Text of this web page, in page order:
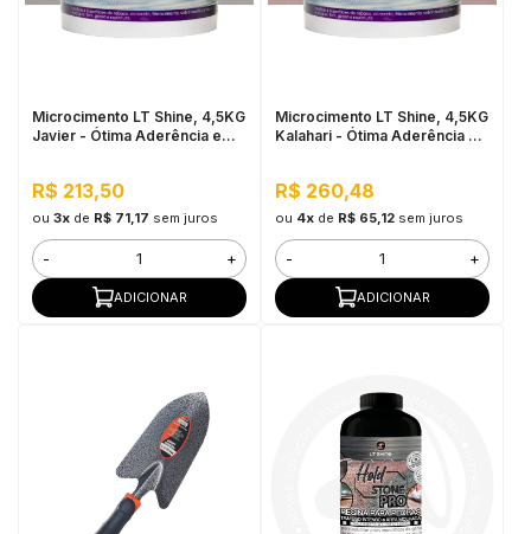
Microcimento LT Shine, 4,5KG
Javier - Ótima Aderência e
R$ 213,50
ou 3xde R$ 71,17 sem juros
- +
ADICIONAR
Microcimento LT Shine, 4,5KG
Kalahari - Ótima Aderência e
R$ 260,48
ou 4xde R$ 65,12 sem juros
- +
ADICIONAR